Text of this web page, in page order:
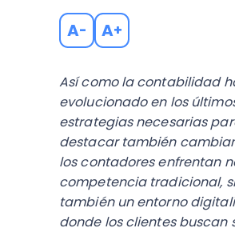
A- A+
Así como la contabilidad
evolucionado en los
estrategias necesarias
destacar también
los contadores enfrentan
competencia tradicional,
también un entorno
donde los clientes buscan